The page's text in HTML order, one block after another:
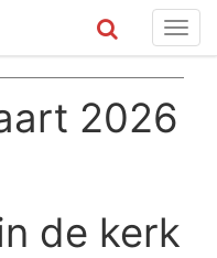
2026
de kerk